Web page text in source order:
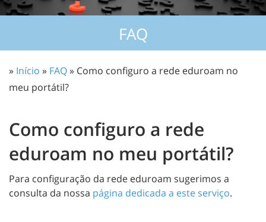
FAQ
» Início » FAQ» Como configuro a rede eduroam no
meu portátil?
Como configuro a rede
eduroam no meu portátil?
Para configuração da rede eduroam sugerimos a
consulta da nossa página dedicada a este serviço.